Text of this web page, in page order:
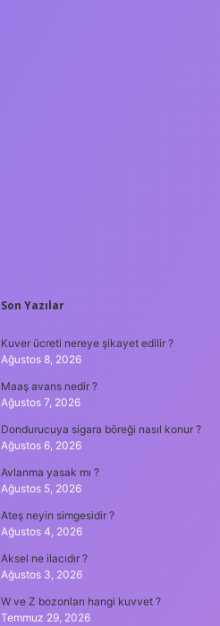
SIDEBAR
Son Yazılar
Kuver ücreti nereye şikayet edilir ?
Ağustos 8, 2026
Maaş avans nedir ?
Ağustos 7, 2026
Dondurucuya sigara böreği nasıl konur ?
Ağustos 6, 2026
Avlanma yasak mı ?
Ağustos 5, 2026
Ateş neyin simgesidir ?
Ağustos 4, 2026
Aksel ne ilacıdır ?
Ağustos 3, 2026
W ve Z bozonları hangi kuvvet ?
Temmuz 29, 2026